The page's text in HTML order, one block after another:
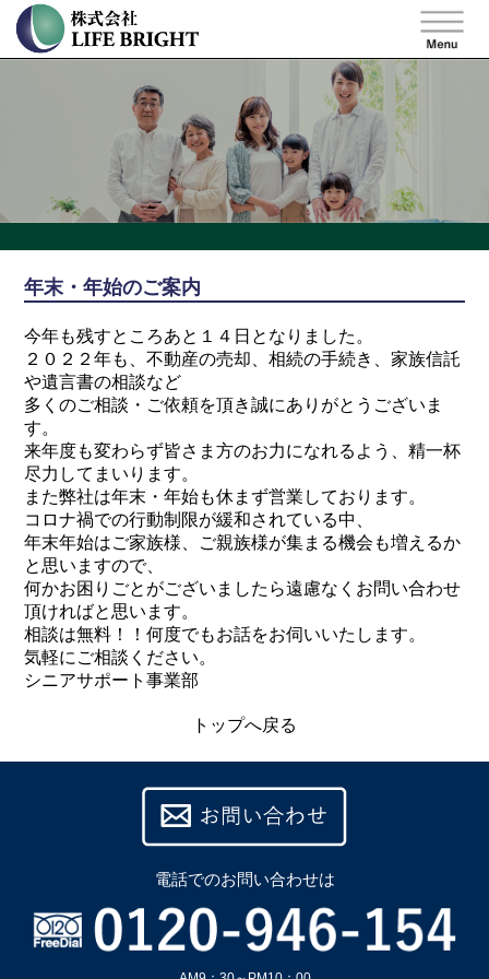
年末・年始のご案内
今年も残すところあと１４日となりました。
２０２２年も、不動産の売却、相続の手続き、家族信託
や遺言書の相談など
多くのご相談・ご依頼を頂き誠にありがとうございま
す。
来年度も変わらず皆さま方のお力になれるよう、精一杯
尽力してまいります。
また弊社は年末・年始も休まず営業しております。
コロナ禍での行動制限が緩和されている中、
年末年始はご家族様、ご親族様が集まる機会も増えるか
と思いますので、
何かお困りごとがございましたら遠慮なくお問い合わせ
頂ければと思います。
相談は無料！！何度でもお話をお伺いいたします。
気軽にご相談ください。
シニアサポート事業部
トップへ戻る
電話でのお問い合わせは